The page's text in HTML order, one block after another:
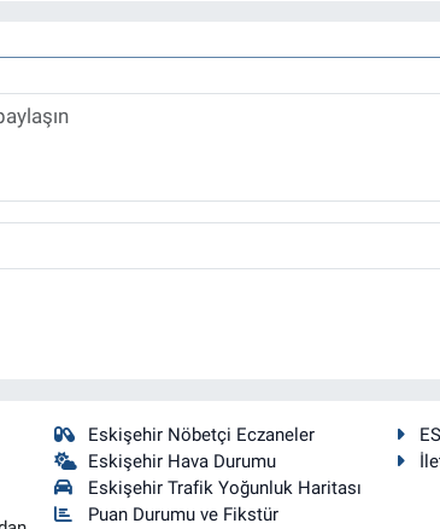
Eskişehir Nöbetçi Eczaneler
Eskişehir Hava Durumu
Eskişehir Trafik Yoğunluk Haritası
Puan Durumu ve Fikstür